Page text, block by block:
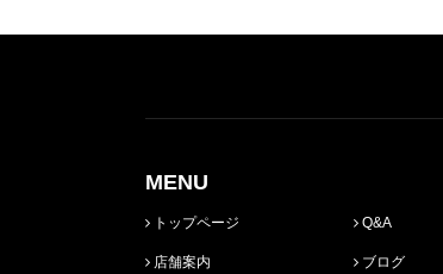
MENU
トップページ
店舗案内
Q&A
ブログ